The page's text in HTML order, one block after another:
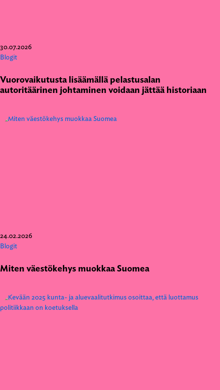
30.07.2026
Blogit
Vuorovaikutusta lisäämällä pelastusalan
autoritäärinen johtaminen voidaan jättää historiaan
24.02.2026
Blogit
Miten väestökehys muokkaa Suomea